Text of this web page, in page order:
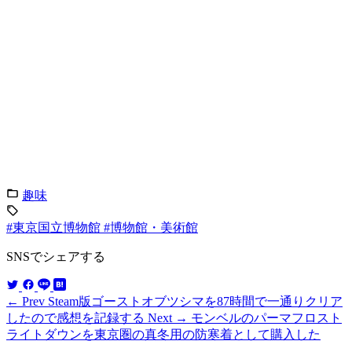
趣味
#東京国立博物館 #博物館・美術館
SNSでシェアする
← Prev Steam版ゴーストオブツシマを87時間で一通りクリア
したので感想を記録する Next → モンベルのパーマフロスト
ライトダウンを東京圏の真冬用の防寒着として購入した